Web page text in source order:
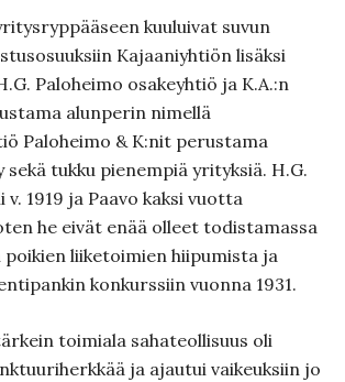
kuuluivat suvun
Kajaaniyhtiön lisäksi
Paloheimo osakeyhtiö ja K.A.:n
alunperin nimellä
Paloheimo & K:nit perustama
sekä tukku pienempiä yrityksiä. H.G.
v. 1919 ja Paavo kaksi vuotta
he eivät enää olleet todistamassa
poikien liiketoimien hiipumista ja
konkurssiin vuonna 1931.
toimiala sahateollisuus oli
ja ajautui vaikeuksiin jo